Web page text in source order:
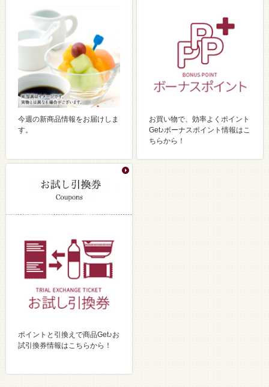
今週の新商品情報をお届けしま
す。
お買い物で、効率よくポイント
Get♪ボーナスポイント情報はこ
ちらから！
ポイントと引換えで商品Get♪お
試引換券情報はこちらから！